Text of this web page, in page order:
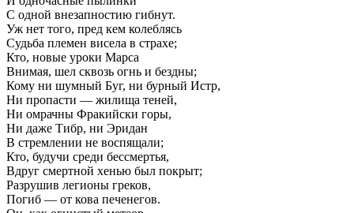
С одной внезапностию гибнут.
Уж нет того, пред кем колеблясь
Судьба племен висела в страхе;
Кто, новые уроки Марса
Внимая, шел сквозь огнь и бездны;
Кому ни шумный Буг, ни бурный Истр,
Ни пропасти — жилища теней,
Ни омрачны Фракийски горы,
Ни даже Тибр, ни Эридан
В стремлении не воспящали;
Кто, будучи среди бессмертья,
Вдруг смертной хенью был покрыт;
Разрушив легионы греков,
Погиб — от кова печенегов.